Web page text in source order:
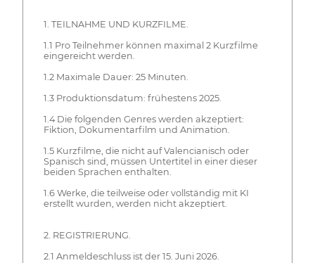
1. TEILNAHME UND KURZFILME.
1.1 Pro Teilnehmer können maximal 2 Kurzfilme
eingereicht werden.
1.2 Maximale Dauer: 25 Minuten.
1.3 Produktionsdatum: frühestens 2025.
1.4 Die folgenden Genres werden akzeptiert:
Fiktion, Dokumentarfilm und Animation.
1.5 Kurzfilme, die nicht auf Valencianisch oder
Spanisch sind, müssen Untertitel in einer dieser
beiden Sprachen enthalten.
1.6 Werke, die teilweise oder vollständig mit KI
erstellt wurden, werden nicht akzeptiert.
2. REGISTRIERUNG.
2.1 Anmeldeschluss ist der 15. Juni 2026.